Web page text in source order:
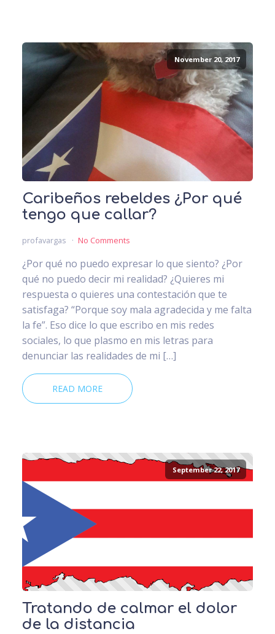
November 20, 2017
Caribeños rebeldes ¿Por qué
tengo que callar?
profavargas No Comments
¿Por qué no puedo expresar lo que siento? ¿Por
qué no puedo decir mi realidad? ¿Quieres mi
respuesta o quieres una contestación que te
satisfaga? “Porque soy mala agradecida y me falta
la fe”. Eso dice lo que escribo en mis redes
sociales, lo que plasmo en mis letras para
denunciar las realidades de mi […]
READ MORE
September 22, 2017
Tratando de calmar el dolor
de la distancia